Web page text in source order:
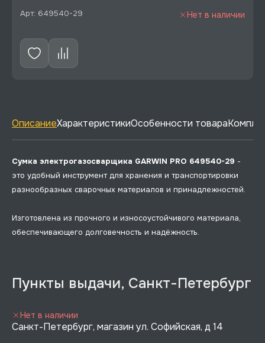
Арт: 649540-29 Нет в наличии
ОписаниеХарактеристикиОсобенности товара
Сумка электрогазосварщика GARWIN PRO 649540-29 -
это удобный инструмент для хранения и транспортировки
разнообразных сварочных материалов и принадлежностей.
Изготовлена из прочного и износоустойчивого материала,
обеспечивающего долговечность и надёжность.
Пункты выдачи, Санкт-Петербург
Санкт-Петербург, магазин ул. Софийская, д 14
Нет в наличии